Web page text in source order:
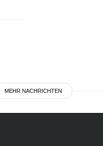
MEHR NACHRICHTEN